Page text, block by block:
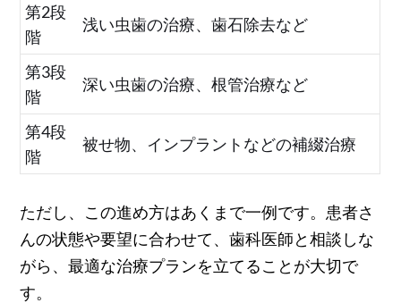
第2段
階
浅い虫歯の治療、歯石除去など
第3段
階
深い虫歯の治療、根管治療など
第4段
階
被せ物、インプラントなどの補綴治療
ただし、この進め方はあくまで一例です。患者さ
んの状態や要望に合わせて、歯科医師と相談しな
がら、最適な治療プランを立てることが大切で
す。